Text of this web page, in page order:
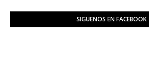
SIGUENOS EN FACEBOOK